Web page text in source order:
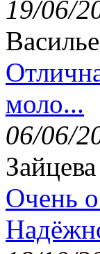
19/06/
моло...
06/06/
Зайцева
Очень